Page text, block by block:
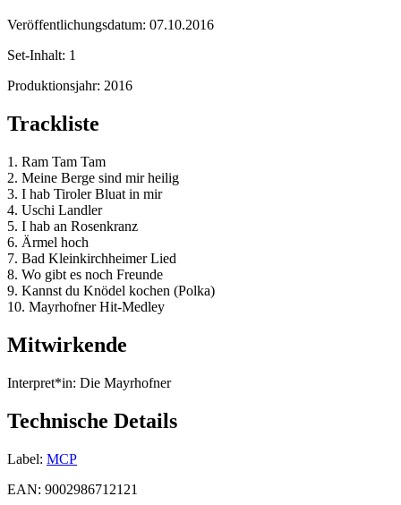
Veröffentlichungsdatum: 07.10.2016
Set-Inhalt: 1
Produktionsjahr: 2016
Trackliste
1. Ram Tam Tam
2. Meine Berge sind mir heilig
3. I hab Tiroler Bluat in mir
4. Uschi Landler
5. I hab an Rosenkranz
6. Ärmel hoch
7. Bad Kleinkirchheimer Lied
8. Wo gibt es noch Freunde
9. Kannst du Knödel kochen (Polka)
10. Mayrhofner Hit-Medley
Mitwirkende
Interpret*in: Die Mayrhofner
Technische Details
Label: MCP
EAN: 9002986712121